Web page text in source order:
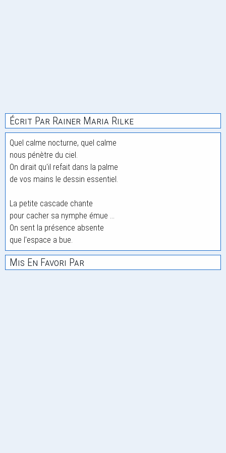
Écrit Par Rainer Maria Rilke
Quel calme nocturne, quel calme
nous pénètre du ciel.
On dirait qu'il refait dans la palme
de vos mains le dessin essentiel.
La petite cascade chante
pour cacher sa nymphe émue ...
On sent la présence absente
que l'espace a bue.
Mis En Favori Par